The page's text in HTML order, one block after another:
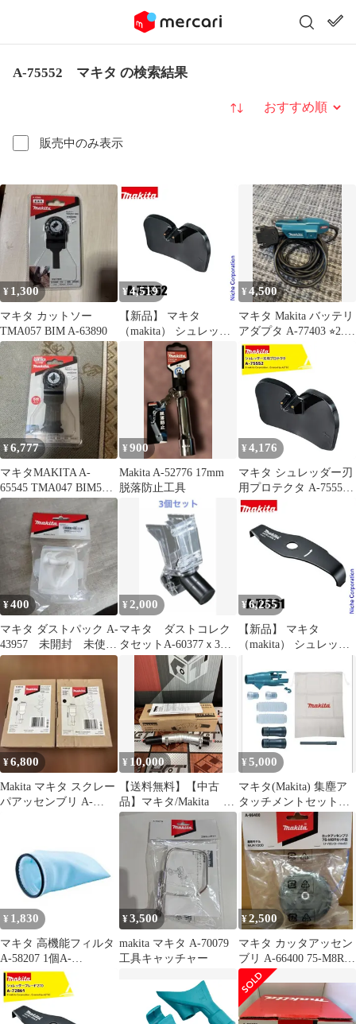
A-75552 マキタ の検索結果
販売中のみ表示
並び替え
¥ 1,300
マキタ カットソー
TMA057 BIM A-63890
¥4,519
【新品】 マキタ
（makita） シュレッダ
ー刃用プロテクタ A-
¥4,500
マキタ Makita バッテリ
アダプタ A-77403 ⭐︎2.3
回使用⭐︎
¥6,777
マキタMAKITA A-
65545 TMA047 BIM5枚
入
¥900
Makita A-52776 17mm
脱落防止工具
¥ 4,176
マキタ シュレッダー刃
用プロテクタ A-75552
適用機種MUR013GZ
¥400
マキタ ダストパック A-
43957 未開封 未使
用 掃除機
¥2,000
マキタ ダストコレク
タセットA-60377ｘ3個
セット 新品
¥6,255
【新品】 マキタ
（makita） シュレッダ
払機 刈払い機 アクセサ
リー
¥6,800
Makita マキタ スクレー
パアッセンブリ A-
¥ 10,000
【送料無料】【中古
品】マキタ/Makita A-
75079 角度変更アタ
ッチメント【ハンズク
ラフト島根出雲】
¥ 5,000
マキタ(Makita) 集塵ア
タッチメントセット品
196860-7
¥ 1,830
マキタ 高機能フィルタ
A-58207 1個A-
58207【マキタ】
¥3,500
makita マキタ A-70079
工具キャッチャー
¥2,500
マキタ カッタアッセン
ブリ A-66400 75-M8Rセ
ット品 MUR100D